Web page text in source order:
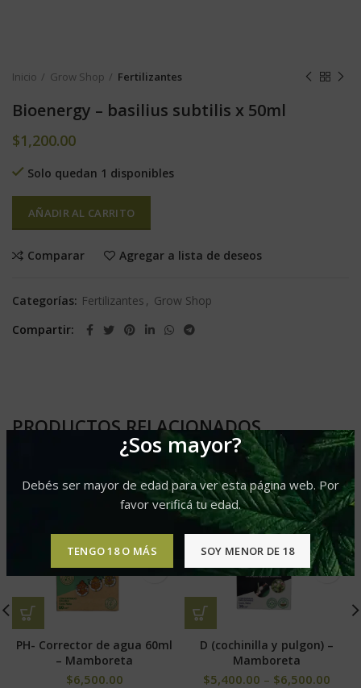
¿Sos mayor?
Debés ser mayor de edad para ver esta página web. Por
favor verificá tu edad.
TENGO 18 O MÁS SOY MENOR DE 18
Inicio Grow Shop Fertilizantes
Bioenergy – basilius subtilis x 50ml
$1,200.00
Solo quedan 1 disponibles
AÑADIR AL CARRITO
Comparar Agregar a lista de deseos
Categorías: Fertilizantes , Grow Shop
Compartir
PRODUCTOS RELACIONADOS
PH- Corrector de agua 60ml
– Mamboreta
$6,500.00
D (cochinilla y pulgon) –
Mamboreta
$5,400.00 – $6,500.00